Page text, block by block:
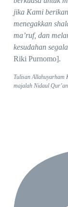
jika Kami
menegakkan
ma’ruf, dan
kesudahan
Riki Purnomo].
Tulisan Allahuyarham
majalah Nidaul Qur’an